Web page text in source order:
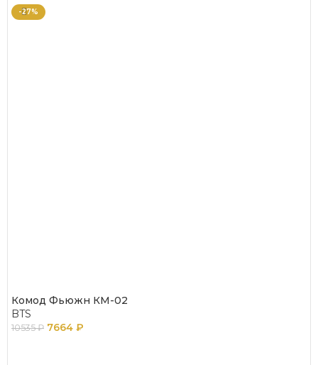
-27%
Комод Фьюжн КМ-02
BTS
10535₽ 7664 ₽